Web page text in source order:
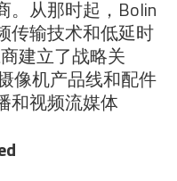
。从那时起，Bolin
传输技术和低延时
建立了战略关
像机产品线和配件
和视频流媒体